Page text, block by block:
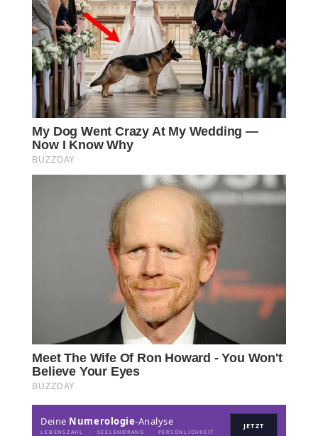
Deine Numerologie-Analyse
LEBENSZAHL · SEELENDRANG · PERSÖNLICHKEIT
JETZT